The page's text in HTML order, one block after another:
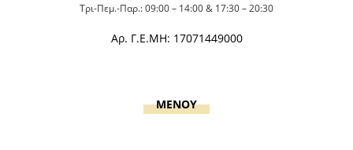
Τρι-Πεμ.-Παρ.: 09:00 – 14:00 & 17:30 – 20:30
Αρ. Γ.Ε.ΜΗ: 17071449000
MENOY